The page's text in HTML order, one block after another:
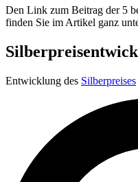
Den Link zum Beitrag der 5
finden Sie im Artikel ganz
Entwicklung des Silberpreises